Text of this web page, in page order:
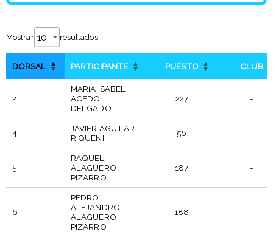
Mostrar resultados
DORSAL PARTICIPANTE PUESTO CLUB
2
MARíA ISABEL
ACEDO
DELGADO
227 -
4
JAVIER AGUILAR
RIQUENI
56 -
5
RAQUEL
ALAGUERO
PIZARRO
187 -
6
PEDRO
ALEJANDRO
ALAGUERO
PIZARRO
188 -